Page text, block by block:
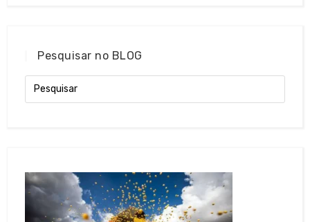
Pesquisar no BLOG